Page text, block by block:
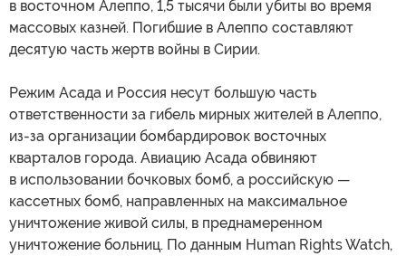
в восточном Алеппо, 1,5 тысячи были убиты во время
массовых казней. Погибшие в Алеппо составляют
десятую часть жертв войны в Сирии.
Режим Асада и Россия несут большую часть
ответственности за гибель мирных жителей в Алеппо,
из-за организации бомбардировок восточных
кварталов города. Авиацию Асада обвиняют
в использовании бочковых бомб, а российскую —
кассетных бомб, направленных на максимальное
уничтожение живой силы, в преднамеренном
уничтожение больниц. По данным Human Rights Watch,